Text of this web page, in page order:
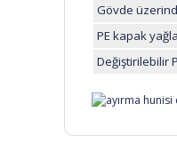
Gövde
PE kapak
Değiştirilebilir